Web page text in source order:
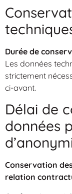
Durée de
Les données
strictement
ci-avant.
Délai de
données
Conservation
relation